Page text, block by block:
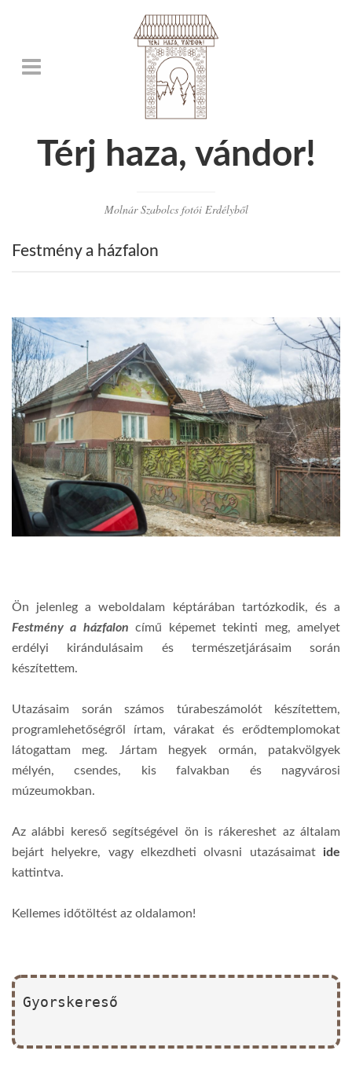
Térj haza, vándor!
Molnár Szabolcs fotói Erdélyből
Festmény a házfalon
Ön jelenleg a weboldalam képtárában tartózkodik, és a
Festmény a házfalon című képemet tekinti meg, amelyet
erdélyi kirándulásaim és természetjárásaim során
készítettem.
Utazásaim során számos túrabeszámolót készítettem,
programlehetőségről írtam, várakat és erődtemplomokat
látogattam meg. Jártam hegyek ormán, patakvölgyek
mélyén, csendes, kis falvakban és nagyvárosi
múzeumokban.
Az alábbi kereső segítségével ön is rákereshet az általam
bejárt helyekre, vagy elkezdheti olvasni utazásaimat ide
kattintva.
Kellemes időtöltést az oldalamon!
Gyorskereső